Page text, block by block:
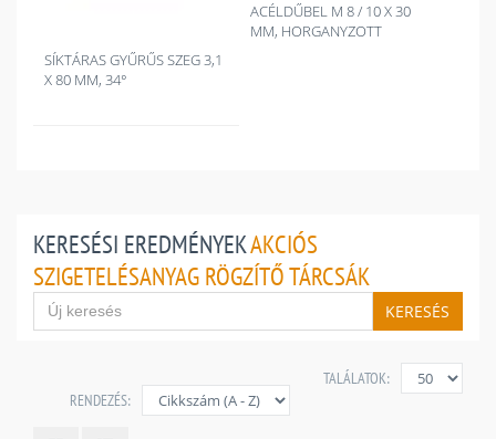
SÍKTÁRAS GYŰRŰS SZEG 3,1
X 80 MM, 34°
ACÉLDŰBEL M 8 / 10 X 30
MM, HORGANYZOTT
KERESÉSI EREDMÉNYEKAKCIÓS
SZIGETELÉSANYAG RÖGZÍTŐ TÁRCSÁK
KERESÉS
TALÁLATOK:
RENDEZÉS: